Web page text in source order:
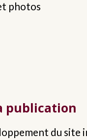
photos
publication
du site